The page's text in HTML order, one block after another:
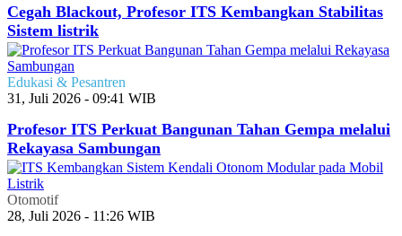
Cegah Blackout, Profesor ITS Kembangkan Stabilitas
Sistem listrik
Edukasi & Pesantren
31, Juli 2026 - 09:41 WIB
Profesor ITS Perkuat Bangunan Tahan Gempa melalui
Rekayasa Sambungan
Otomotif
28, Juli 2026 - 11:26 WIB